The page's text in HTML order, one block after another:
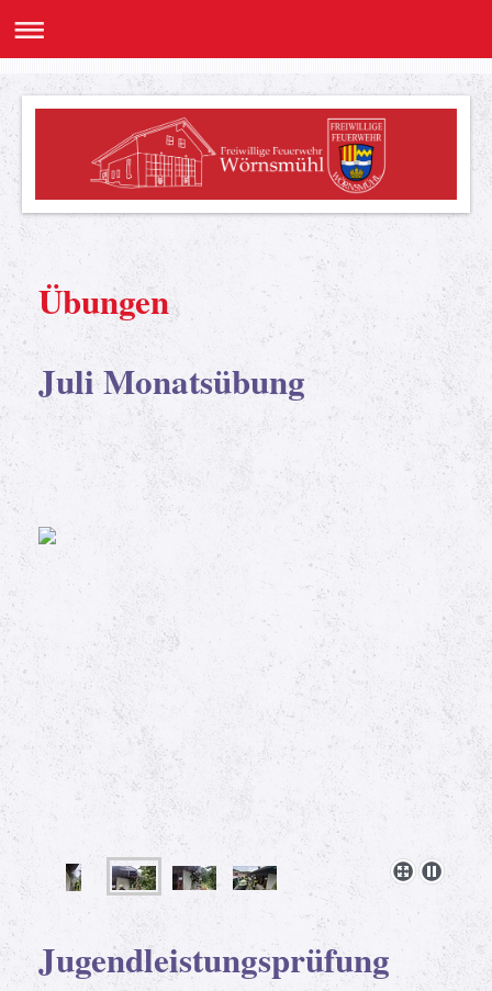
Übungen
Juli Monatsübung
Jugendleistungsprüfung